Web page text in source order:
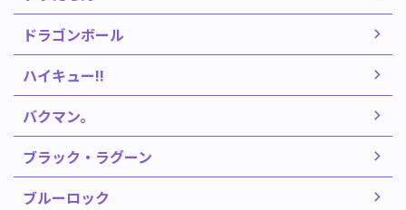
ドラゴンボール
ハイキュー!!
バクマン。
ブラック・ラグーン
ブルーロック